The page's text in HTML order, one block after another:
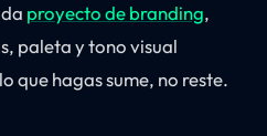
proyecto de branding,
paleta y tono visual
que hagas sume, no reste.